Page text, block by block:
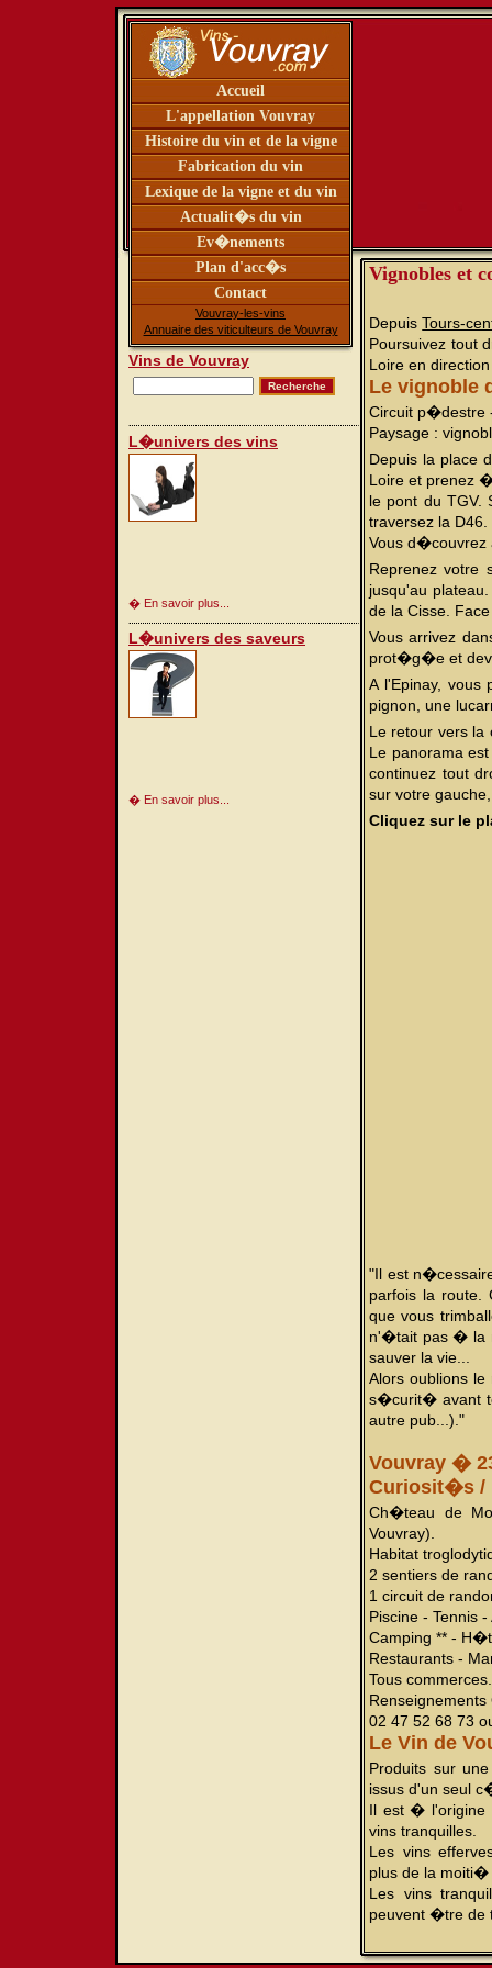
Accueil
L'appellation Vouvray
Histoire du vin et de la vigne
Fabrication du vin
Lexique de la vigne et du vin
Actualit�s du vin
Ev�nements
Plan d'acc�s
Contact
Vouvray-les-vins
Annuaire des viticulteurs de Vouvray
Vins de Vouvray
L�univers des vins
� En savoir plus...
L�univers des saveurs
� En savoir plus...
Vignobles et
DepuisTours-
Poursuivez tout
Loire en
Le vignoble
Circuit p�destre
Paysage :
Depuis la place
Loire et prenez
le pont du TGV.
traversez la D46.
Vous d�couvrez
Reprenez votre
jusqu'au
de la Cisse.
Vous arrivez
prot�g�e et
A l'Epinay,
pignon, une
Le retour vers la
Le panorama
continuez tout
sur votre
Cliquez sur le
"Il est
parfois la
que vous
n'�tait pas � la
sauver la vie...
Alors oublions
s�curit� avant
autre pub...)."
Vouvray �
Curiosit�s /
Ch�teau de
Vouvray).
Habitat
2 sentiers de
1 circuit de
Piscine - Tennis
Camping ** -
Restaurants -
Tous commerces.
Renseignements
02 47 52 68 73
Le Vin de
Produits sur
issus d'un seul
Il est � l'origine
vins tranquilles.
Les vins
plus de la moiti�
Les vins
peuvent �tre de